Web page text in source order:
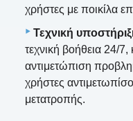
χρήστες με ποικίλα
Τεχνική
τεχνική βοήθεια 24/
αντιμετώπιση
χρήστες
μετατροπής.